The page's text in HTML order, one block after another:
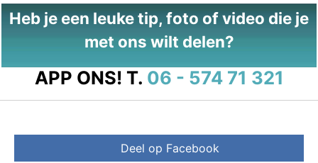
Heb je een leuke tip, foto of video die je
met ons wilt delen?
APP ONS! T. 06 - 574 71 321
Deel op Facebook